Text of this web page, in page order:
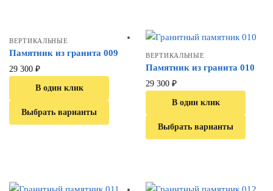
ВЕРТИКАЛЬНЫЕ
Памятник из гранита 009
29 300 ₽
В один клик
Выбрать варианты
ВЕРТИКАЛЬНЫЕ
Памятник из гранита 010
29 300 ₽
В один клик
Выбрать варианты